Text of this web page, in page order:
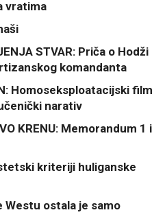
vratima
STVAR: Priča o Hodži
komandanta
Homoseksploatacijski film
narativ
KRENU: Memorandum 1 i
kriteriji huliganske
Westu ostala je samo